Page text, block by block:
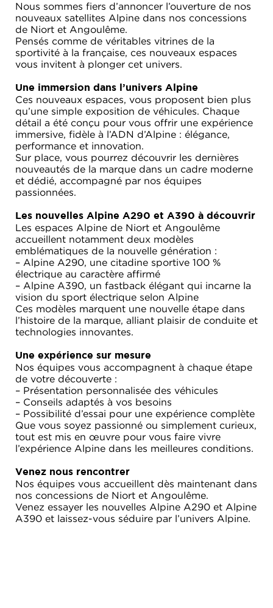
Nous sommes fiers d’annoncer l’ouverture de nos
nouveaux satellites Alpine dans nos concessions
de Niort et Angoulême.
Pensés comme de véritables vitrines de la
sportivité à la française, ces nouveaux espaces
vous invitent à plonger cet univers.
Une immersion dans l’univers Alpine
Ces nouveaux espaces, vous proposent bien plus
qu’une simple exposition de véhicules. Chaque
détail a été conçu pour vous offrir une expérience
immersive, fidèle à l’ADN d’Alpine : élégance,
performance et innovation.
Sur place, vous pourrez découvrir les dernières
nouveautés de la marque dans un cadre moderne
et dédié, accompagné par nos équipes
passionnées.
Les nouvelles Alpine A290 et A390 à découvrir
Les espaces Alpine de Niort et Angoulême
accueillent notamment deux modèles
emblématiques de la nouvelle génération :
– Alpine A290, une citadine sportive 100 %
électrique au caractère affirmé
– Alpine A390, un fastback élégant qui incarne la
vision du sport électrique selon Alpine
Ces modèles marquent une nouvelle étape dans
l’histoire de la marque, alliant plaisir de conduite et
technologies innovantes.
Une expérience sur mesure
Nos équipes vous accompagnent à chaque étape
de votre découverte :
– Présentation personnalisée des véhicules
– Conseils adaptés à vos besoins
– Possibilité d’essai pour une expérience complète
Que vous soyez passionné ou simplement curieux,
tout est mis en œuvre pour vous faire vivre
l’expérience Alpine dans les meilleures conditions.
Venez nous rencontrer
Nos équipes vous accueillent dès maintenant dans
nos concessions de Niort et Angoulême.
Venez essayer les nouvelles Alpine A290 et Alpine
A390 et laissez-vous séduire par l’univers Alpine.